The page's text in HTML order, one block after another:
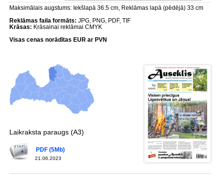
Maksimālais augstums: Iekšlapā 36.5 cm, Reklāmas lapā (pēdējā) 33 cm
Reklāmas faila formāts: JPG, PNG, PDF, TIF
Krāsas: Krāsainai reklāmai CMYK
Visas cenas norādītas EUR ar PVN
Laikraksta paraugs (A3)
21.06.2023
PDF (5Mb)